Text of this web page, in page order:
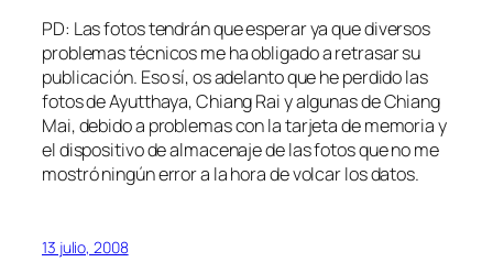
PD: Las fotos tendrán que esperar ya que diversos
problemas técnicos me ha obligado a retrasar su
publicación. Eso sí, os adelanto que he perdido las
fotos de Ayutthaya, Chiang Rai y algunas de Chiang
Mai, debido a problemas con la tarjeta de memoria y
el dispositivo de almacenaje de las fotos que no me
mostró ningún error a la hora de volcar los datos.
13 julio, 2008